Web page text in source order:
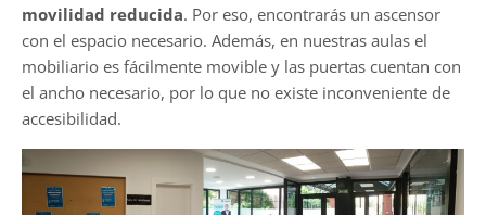
movilidad reducida. Por eso, encontrarás un ascensor
con el espacio necesario. Además, en nuestras aulas el
mobiliario es fácilmente movible y las puertas cuentan con
el ancho necesario, por lo que no existe inconveniente de
accesibilidad.